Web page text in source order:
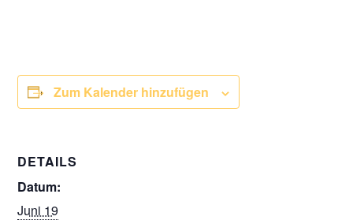
Zum Kalender hinzufügen
DETAILS
Datum:
Juni 19